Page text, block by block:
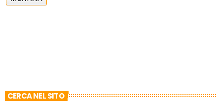
CERCA NEL SITO